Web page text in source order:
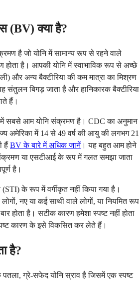
(BV) क्या है?
है जो योनि में सामान्य रूप से रहने वाले
है। आपकी योनि में स्वाभाविक रूप से अच्छे
और अन्य बैक्टीरिया की कम मात्रा का मिश्रण
संतुलन बिगड़ जाता है और हानिकारक बैक्टीरिया
हैं।
में सबसे आम योनि संक्रमण है। CDC का अनुमान
अमेरिका में 14 से 49 वर्ष की आयु की लगभग 21
हैं BV के बारे में अधिक जानें। यह बहुत आम होने
या एसटीआई के रूप में गलत समझा जाता
है।
के रूप में वर्गीकृत नहीं किया गया है।
नए या कई साथी वाले लोगों, या नियमित रूप
होता है। सटीक कारण हमेशा स्पष्ट नहीं होता
कारण के इसे विकसित कर लेते हैं।
है?
ग्रे-सफेद योनि स्राव है जिसमें एक स्पष्ट